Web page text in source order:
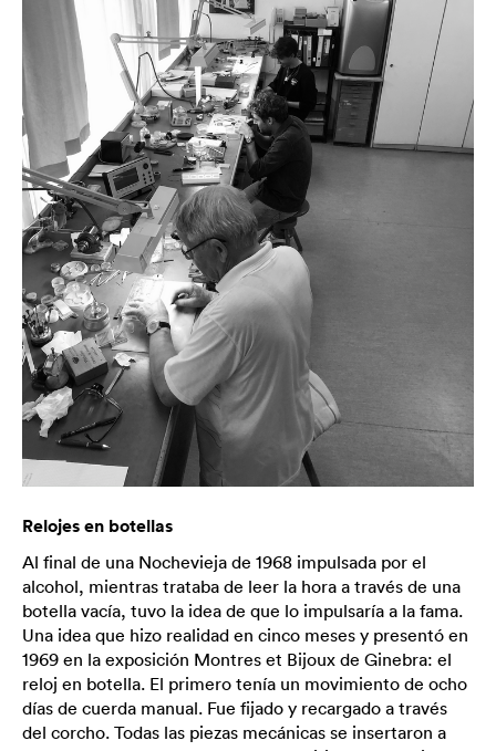
Relojes en botellas
Al final de una Nochevieja de 1968 impulsada por el
alcohol, mientras trataba de leer la hora a través de una
botella vacía, tuvo la idea de que lo impulsaría a la fama.
Una idea que hizo realidad en cinco meses y presentó en
1969 en la exposición Montres et Bijoux de Ginebra: el
reloj en botella. El primero tenía un movimiento de ocho
días de cuerda manual. Fue fijado y recargado a través
del corcho. Todas las piezas mecánicas se insertaron a